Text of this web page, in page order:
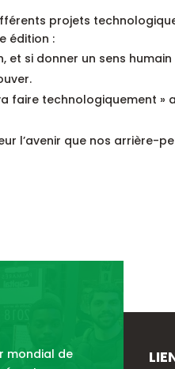
projets
édition :
et si donner un sens
faire technologiquement »
l’avenir que nos arrière-
mondial de